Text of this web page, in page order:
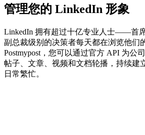
管理您的 LinkedIn 形象
LinkedIn 拥有超过十亿专业人士——首
副总裁级别的决策者每天都在浏览他们
Postmypost，您可以通过官方 API 为公
帖子、文章、视频和文档轮播，持续建
日常繁忙。